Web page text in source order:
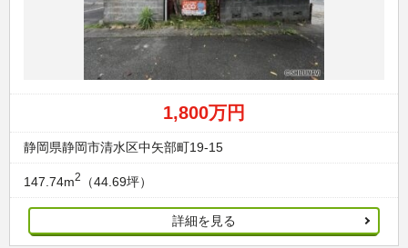
1,800万円
静岡県静岡市清水区中矢部町19-15
147.74m2 （44.69坪）
詳細を見る